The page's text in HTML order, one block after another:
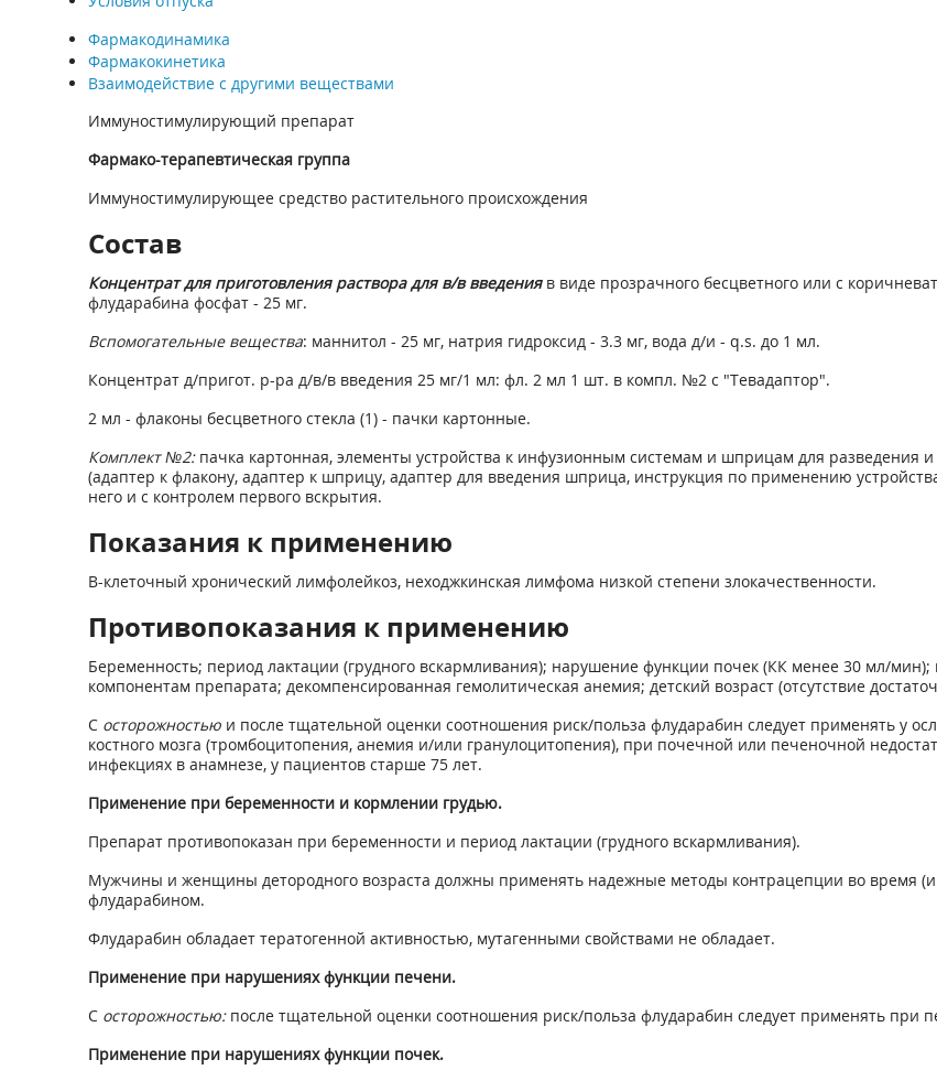
Фармакодинамика
Фармакокинетика
Взаимодействие с другими веществами
Иммуностимулирующий препарат
Фармако-терапевтическая группа
Иммуностимулирующее средство растительного происхождения
Состав
Концентрат для приготовления раствора для в/в введенияв виде прозрачного бесцветного или с
флударабина фосфат - 25 мг.
Вспомогательные вещества: маннитол - 25 мг, натрия гидроксид - 3.3 мг, вода д/и - q.s. до 1 мл.
Концентрат д/пригот. р-ра д/в/в введения 25 мг/1 мл: фл. 2 мл 1 шт. в компл. №2 с "Тевадаптор".
2 мл - флаконы бесцветного стекла (1) - пачки картонные.
Комплект №2:пачка картонная, элементы устройства к инфузионным системам и шприцам для разведения
(адаптер к флакону, адаптер к шприцу, адаптер для введения шприца, инструкция по применению
него и с контролем первого вскрытия.
Показания к применению
B-клеточный хронический лимфолейкоз, неходжкинская лимфома низкой степени злокачественности.
Противопоказания к применению
Беременность; период лактации (грудного вскармливания); нарушение функции почек (КК менее 30 мл/
компонентам препарата; декомпенсированная гемолитическая анемия; детский возраст (отсутствие
С осторожностью и после тщательной оценки соотношения риск/польза флударабин следует применять у
костного мозга (тромбоцитопения, анемия и/или гранулоцитопения), при почечной или печеночной
инфекциях в анамнезе, у пациентов старше 75 лет.
Применение при беременности и кормлении грудью.
Препарат противопоказан при беременности и период лактации (грудного вскармливания).
Мужчины и женщины детородного возраста должны применять надежные методы контрацепции во время (и
флударабином.
Флударабин обладает тератогенной активностью, мутагенными свойствами не обладает.
Применение при нарушениях функции печени.
С осторожностью: после тщательной оценки соотношения риск/польза флударабин следует применять при
Применение при нарушениях функции почек.